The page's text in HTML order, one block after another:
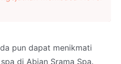
pun dapat menikmati
di Abian Srama Spa.